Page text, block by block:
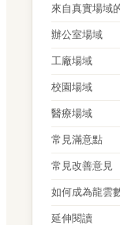
來自真實場域
辦公室場域
工廠場域
校園場域
醫療場域
常見滿意點
常見改善意見
如何成為龍雲
延伸閱讀